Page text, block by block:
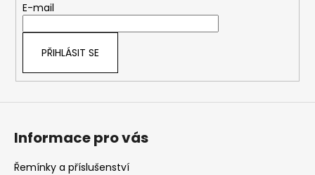
E-mail
PŘIHLÁSIT SE
Informace pro vás
Řemínky a příslušenství